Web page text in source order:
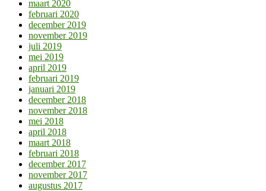
maart 2020
februari 2020
december 2019
november 2019
juli 2019
mei 2019
april 2019
februari 2019
januari 2019
december 2018
november 2018
mei 2018
april 2018
maart 2018
februari 2018
december 2017
november 2017
augustus 2017